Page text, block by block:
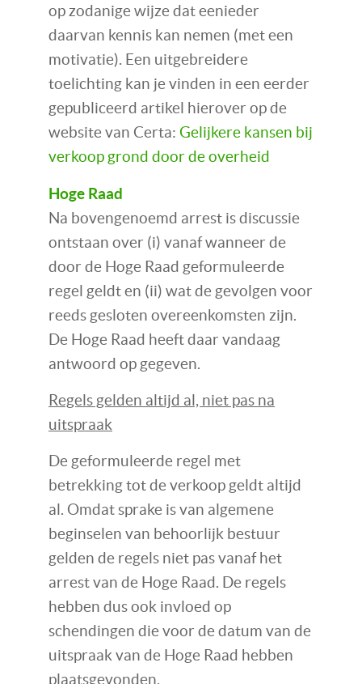
op zodanige wijze dat eenieder
daarvan kennis kan nemen (met een
motivatie). Een uitgebreidere
toelichting kan je vinden in een eerder
gepubliceerd artikel hierover op de
website van Certa: Gelijkere kansen bij
verkoop grond door de overheid
Hoge Raad
Na bovengenoemd arrest is discussie
ontstaan over (i) vanaf wanneer de
door de Hoge Raad geformuleerde
regel geldt en (ii) wat de gevolgen voor
reeds gesloten overeenkomsten zijn.
De Hoge Raad heeft daar vandaag
antwoord op gegeven.
Regels gelden altijd al, niet pas na
uitspraak
De geformuleerde regel met
betrekking tot de verkoop geldt altijd
al. Omdat sprake is van algemene
beginselen van behoorlijk bestuur
gelden de regels niet pas vanaf het
arrest van de Hoge Raad. De regels
hebben dus ook invloed op
schendingen die voor de datum van de
uitspraak van de Hoge Raad hebben
plaatsgevonden.